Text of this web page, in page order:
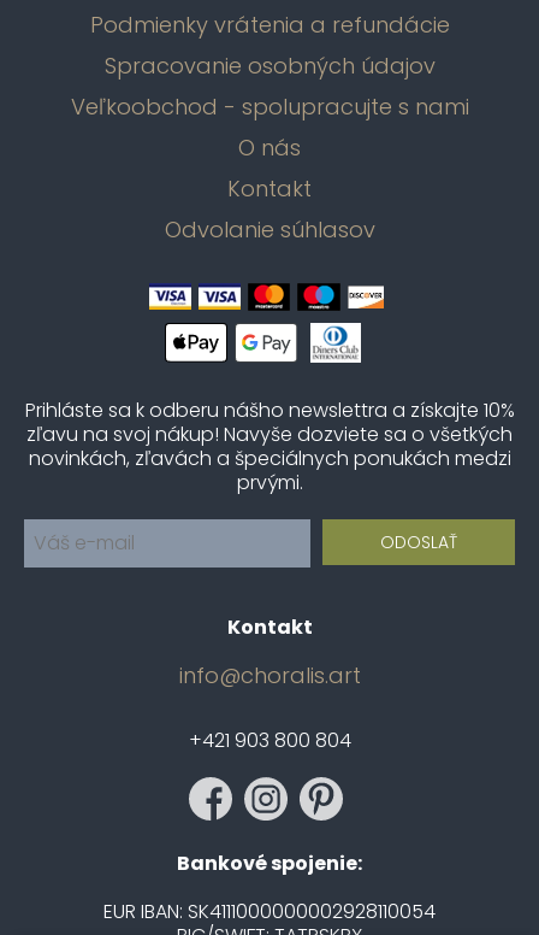
Podmienky vrátenia a refundácie
Spracovanie osobných údajov
Veľkoobchod - spolupracujte s nami
O nás
Kontakt
Odvolanie súhlasov
Prihláste sa k odberu nášho newslettra a získajte 10%
zľavu na svoj nákup! Navyše dozviete sa o všetkých
novinkách, zľavách a špeciálnych ponukách medzi
prvými.
Kontakt
info@choralis.art
+421 903 800 804
Bankové spojenie:
EUR IBAN: SK4111000000002928110054